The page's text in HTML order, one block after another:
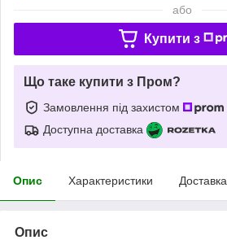
або
Купити з
Що таке купити з Пром?
Замовлення під захистом
Доступна доставка
Опис Характеристики Доставка
Опис